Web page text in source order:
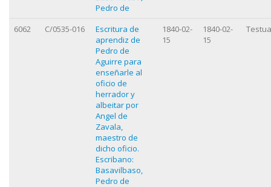
Pedro de
6062 C/0535-016
Escritura de
aprendiz de
Pedro de
Aguirre para
enseñarle al
oficio de
herrador y
albeitar por
Angel de
Zavala,
maestro de
dicho oficio.
Escribano:
Basavilbaso,
Pedro de
1840-02-
15
1840-02-
15